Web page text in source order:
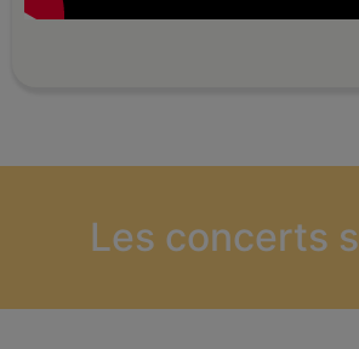
Les concerts